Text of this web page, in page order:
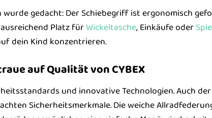
gedacht: Der Schiebegriff ist ergonomisch
Platz fürWickeltasche, Einkäufe oder
dein Kind konzentrieren.
auf Qualität von CYBEX
und innovative Technologien. Auch
Sicherheitsmerkmale. Die weiche